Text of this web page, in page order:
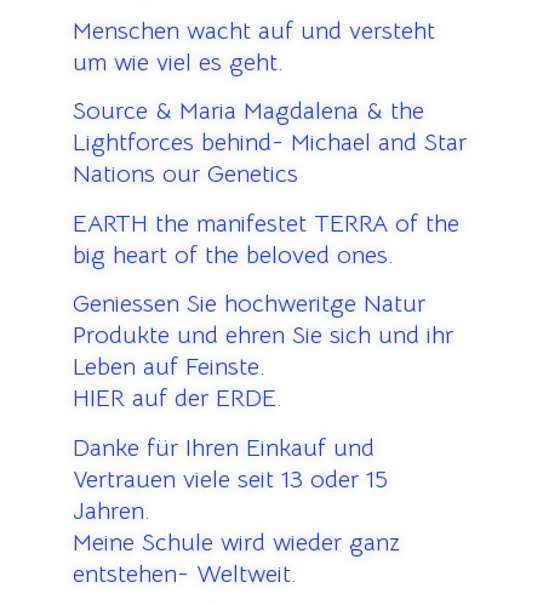
Menschen wacht auf und versteht
um wie viel es geht.
Source & Maria Magdalena & the
Lightforces behind- Michael and Star
Nations our Genetics
EARTH the manifestet TERRA of the
big heart of the beloved ones.
Geniessen Sie hochweritge Natur
Produkte und ehren Sie sich und ihr
Leben auf Feinste.
HIER auf der ERDE.
Danke für Ihren Einkauf und
Vertrauen viele seit 13 oder 15
Jahren.
Meine Schule wird wieder ganz
entstehen- Weltweit.